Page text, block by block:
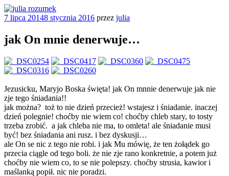
Przejdź
do
Opublikowane
7 lipca 20148 stycznia 2016 przez julia
jak On mnie denerwuje…
Jezusicku, Maryjo Boska święta! jak On mnnie denerwuje jak nie
zje tego śniadania!!
jak można? toż to nie dzień przecież! wstajesz i śniadanie. inaczej
dzień polegnie! choćby nie wiem co! choćby chleb stary, to tosty
trzeba zrobić. a jak chleba nie ma, to omleta! ale śniadanie musi
być! bez śniadania ani rusz. i bez dyskusji…
ale On se nic z tego nie robi. i jak Mu mówię, że ten żołądek go
przecia ciągle od tego boli. że nie zje rano konkretnie, a potem już
choćby nie wiem co, to se nie polepszy. choćby strusia, kawior i
maślanką popił. nic nie poradzi.